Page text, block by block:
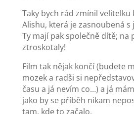
Taky bych rád zmínil velitelku
Alishu, která je zasnoubená s
Ty mají pak společně dítě; na
ztroskotaly!
Film tak nějak končí (budete
mozek a radši si
času a já nevím co…) a já
jako by se příběh nikam
tam, kde to začalo.